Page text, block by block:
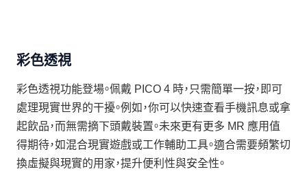
彩色透視
彩色透視功能登場。佩戴 PICO 4 時，只需簡單一按，即可
處理現實世界的干擾。例如，你可以快速查看手機訊息或拿
起飲品，而無需摘下頭戴裝置。未來更有更多 MR 應用值
得期待，如混合現實遊戲或工作輔助工具。適合需要頻繁切
換虛擬與現實的用家，提升便利性與安全性。